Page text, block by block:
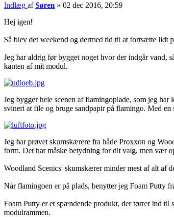
Indlæg afSøren » 02 dec 2016, 20:59
Hej igen!
Så blev det weekend og dermed tid til at fortsætte lidt
Jeg har aldrig før bygget noget hvor der indgår vand,
kanten af mit modul.
Jeg bygger hele scenen af flamingoplade, som jeg
svineri at file og bruge sandpapir på flamingo. Med
Jeg har prøvet skumskærere fra både Proxxon og
form. Det har måske betydning for dit valg, men vær
Woodland Scenics' skumskærer minder mest af alt af
Når flamingoen er på plads, benytter jeg Foam Putty
Foam Putty er et spændende produkt, der tørrer ind
modulrammen.